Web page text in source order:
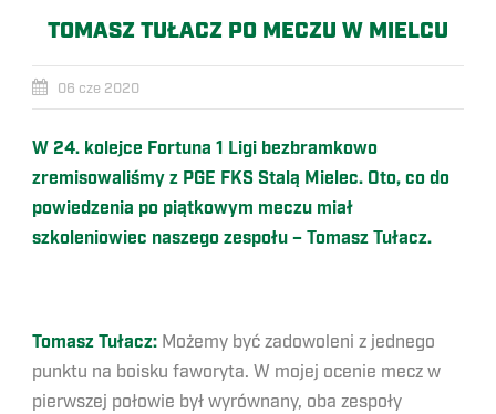
TOMASZ TUŁACZ PO MECZU W MIELCU
06 cze 2020
W 24. kolejce Fortuna 1 Ligi bezbramkowo
zremisowaliśmy z PGE FKS Stalą Mielec. Oto, co do
powiedzenia po piątkowym meczu miał
szkoleniowiec naszego zespołu – Tomasz Tułacz.
Tomasz Tułacz: Możemy być zadowoleni z jednego
punktu na boisku faworyta. W mojej ocenie mecz w
pierwszej połowie był wyrównany, oba zespoły